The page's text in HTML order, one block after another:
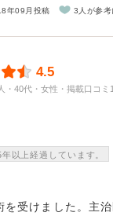
年09月投稿 3人が参考
4.5
・40代・女性・掲載口コミ1
以上経過しています。
を受けました。主